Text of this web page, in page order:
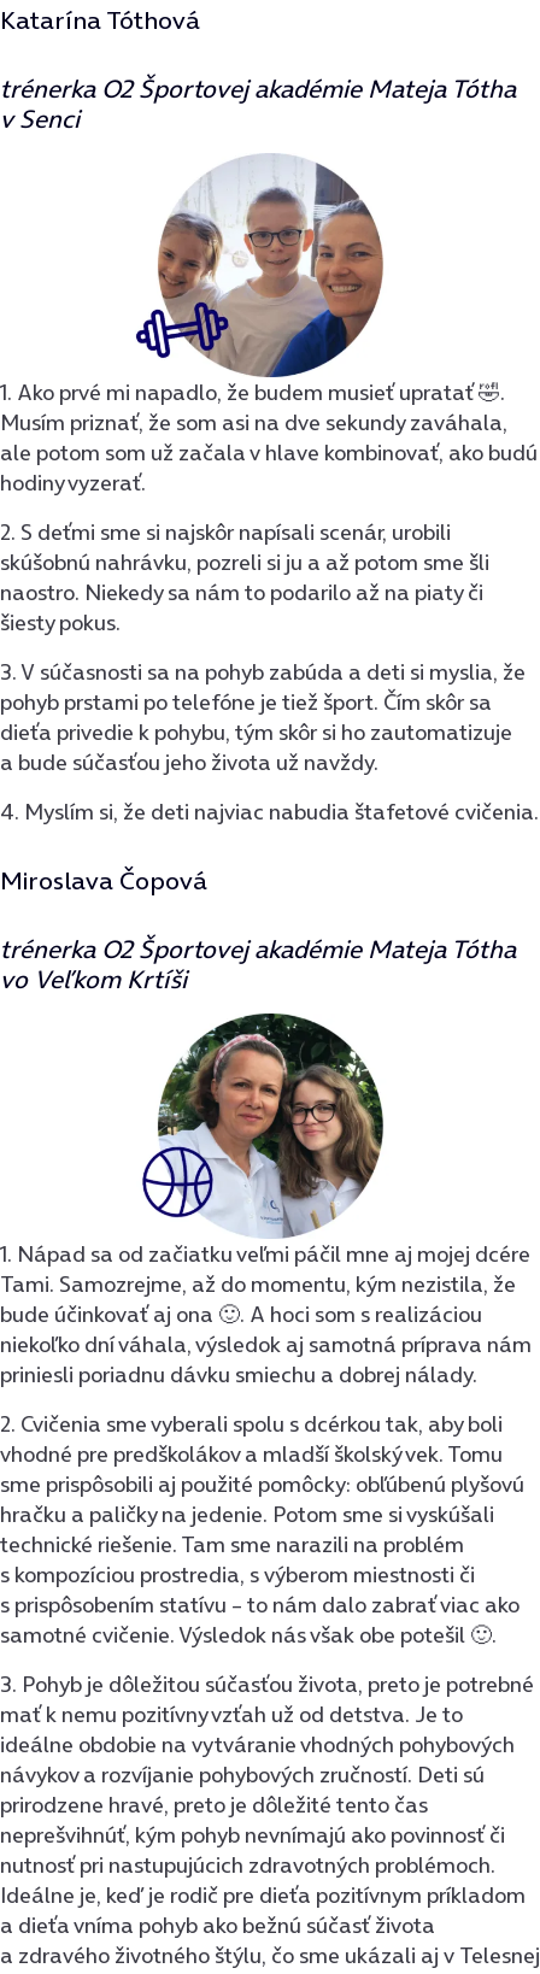
Katarína Tóthová
trénerka O2 Športovej akadémie Mateja Tótha
v Senci
1. Ako prvé mi napadlo, že budem musieť upratať 🤣.
Musím priznať, že som asi na dve sekundy zaváhala,
ale potom som už začala v hlave kombinovať, ako budú
hodiny vyzerať.
2. S deťmi sme si najskôr napísali scenár, urobili
skúšobnú nahrávku, pozreli si ju a až potom sme šli
naostro. Niekedy sa nám to podarilo až na piaty či
šiesty pokus.
3. V súčasnosti sa na pohyb zabúda a deti si myslia, že
pohyb prstami po telefóne je tiež šport. Čím skôr sa
dieťa privedie k pohybu, tým skôr si ho zautomatizuje
a bude súčasťou jeho života už navždy.
4. Myslím si, že deti najviac nabudia štafetové cvičenia.
Miroslava Čopová
trénerka O2 Športovej akadémie Mateja Tótha
vo Veľkom Krtíši
1. Nápad sa od začiatku veľmi páčil mne aj mojej dcére
Tami. Samozrejme, až do momentu, kým nezistila, že
bude účinkovať aj ona 🙂. A hoci som s realizáciou
niekoľko dní váhala, výsledok aj samotná príprava nám
priniesli poriadnu dávku smiechu a dobrej nálady.
2. Cvičenia sme vyberali spolu s dcérkou tak, aby boli
vhodné pre predškolákov a mladší školský vek. Tomu
sme prispôsobili aj použité pomôcky: obľúbenú plyšovú
hračku a paličky na jedenie. Potom sme si vyskúšali
technické riešenie. Tam sme narazili na problém
s kompozíciou prostredia, s výberom miestnosti či
s prispôsobením statívu – to nám dalo zabrať viac ako
samotné cvičenie. Výsledok nás však obe potešil 🙂.
3. Pohyb je dôležitou súčasťou života, preto je potrebné
mať k nemu pozitívny vzťah už od detstva. Je to
ideálne obdobie na vytváranie vhodných pohybových
návykov a rozvíjanie pohybových zručností. Deti sú
prirodzene hravé, preto je dôležité tento čas
neprešvihnúť, kým pohyb nevnímajú ako povinnosť či
nutnosť pri nastupujúcich zdravotných problémoch.
Ideálne je, keď je rodič pre dieťa pozitívnym príkladom
a dieťa vníma pohyb ako bežnú súčasť života
a zdravého životného štýlu, čo sme ukázali aj v Telesnej